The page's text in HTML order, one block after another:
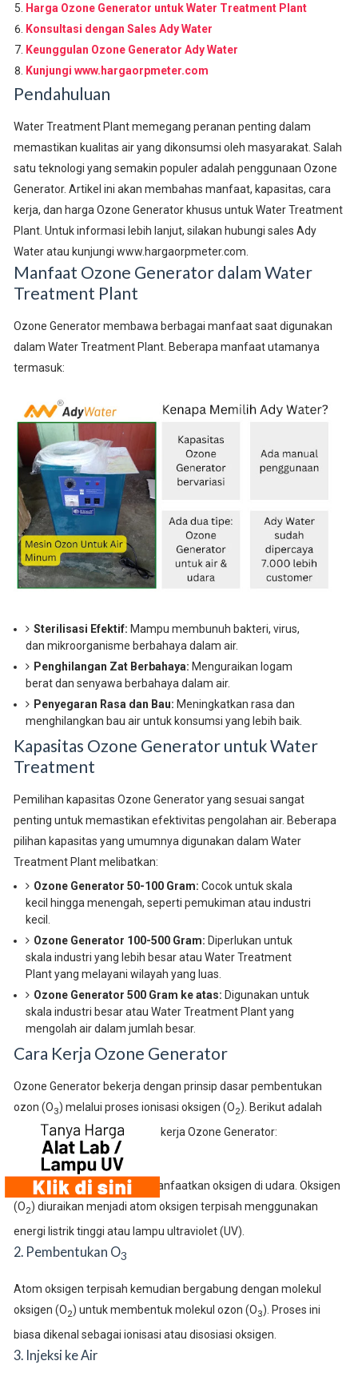
Harga Ozone Generator untuk Water Treatment Plant
Konsultasi dengan Sales Ady Water
Keunggulan Ozone Generator Ady Water
Kunjungi www.hargaorpmeter.com
Pendahuluan
Water Treatment Plant memegang peranan penting dalam
memastikan kualitas air yang dikonsumsi oleh masyarakat. Salah
satu teknologi yang semakin populer adalah penggunaan Ozone
Generator. Artikel ini akan membahas manfaat, kapasitas, cara
kerja, dan harga Ozone Generator khusus untuk Water Treatment
Plant. Untuk informasi lebih lanjut, silakan hubungi sales Ady
Water atau kunjungi www.hargaorpmeter.com.
Manfaat Ozone Generator dalam Water
Treatment Plant
Ozone Generator membawa berbagai manfaat saat digunakan
dalam Water Treatment Plant. Beberapa manfaat utamanya
termasuk:
Sterilisasi Efektif: Mampu membunuh bakteri, virus,
dan mikroorganisme berbahaya dalam air.
Penghilangan Zat Berbahaya: Menguraikan logam
berat dan senyawa berbahaya dalam air.
Penyegaran Rasa dan Bau: Meningkatkan rasa dan
menghilangkan bau air untuk konsumsi yang lebih baik.
Kapasitas Ozone Generator untuk Water
Treatment
Pemilihan kapasitas Ozone Generator yang sesuai sangat
penting untuk memastikan efektivitas pengolahan air. Beberapa
pilihan kapasitas yang umumnya digunakan dalam Water
Treatment Plant melibatkan:
Ozone Generator 50-100 Gram: Cocok untuk skala
kecil hingga menengah, seperti pemukiman atau industri
kecil.
Ozone Generator 100-500 Gram: Diperlukan untuk
skala industri yang lebih besar atau Water Treatment
Plant yang melayani wilayah yang luas.
Ozone Generator 500 Gram ke atas: Digunakan untuk
skala industri besar atau Water Treatment Plant yang
mengolah air dalam jumlah besar.
Cara Kerja Ozone Generator
Ozone Generator bekerja dengan prinsip dasar pembentukan
ozon (O3) melalui proses ionisasi oksigen (O2). Berikut adalah
langkah-langkah umum cara kerja Ozone Generator:
1. Pengecekan Udara
Ozon dibentuk dengan memanfaatkan oksigen di udara. Oksigen
(O2) diuraikan menjadi atom oksigen terpisah menggunakan
energi listrik tinggi atau lampu ultraviolet (UV).
2. Pembentukan O3
Atom oksigen terpisah kemudian bergabung dengan molekul
oksigen (O2) untuk membentuk molekul ozon (O3). Proses ini
biasa dikenal sebagai ionisasi atau disosiasi oksigen.
3. Injeksi ke Air